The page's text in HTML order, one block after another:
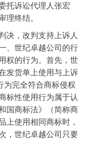
托诉讼代理人张宏
理终结。
决，改判支持上诉人
、世纪卓越公司的行
权的行为。首先，世
发货单上使用与上诉
为完全符合商标侵权
标性使用行为属于认
国商标法》（简称商
上使用相同商标时，
，世纪卓越公司只要